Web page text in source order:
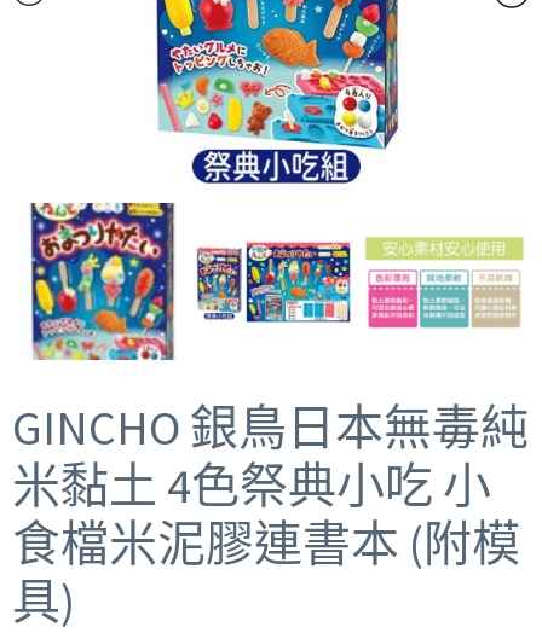
GINCHO 銀鳥日本無毒純
米黏土 4色祭典小吃 小
食檔米泥膠連書本 (附模
具)